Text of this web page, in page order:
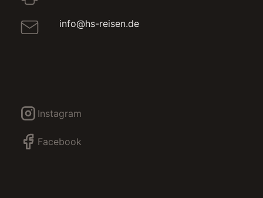
info@hs-reisen.de
Instagram
Facebook